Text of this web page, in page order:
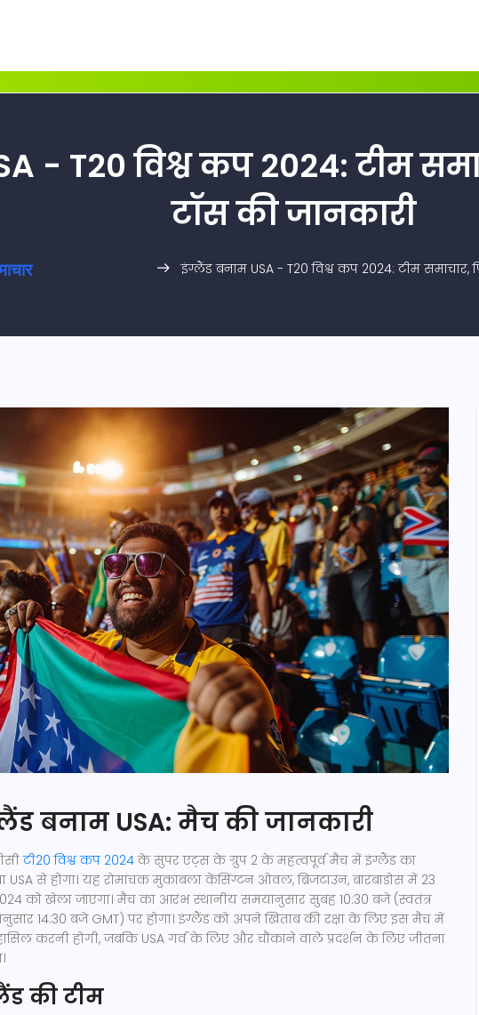
- T20 विश्व कप 2024: टीम
टॉस की जानकारी
इंग्लैंड बनाम USA - T20 विश्व कप 2024: टीम समाचार,
बनाम USA: मैच की जानकारी
टी20 विश्व कप 2024के सुपर एट्स के ग्रुप 2 के महत्वपूर्व मैच में इंग्लैंड का
USA से होगा। यह रोमांचक मुकाबला केंसिंग्टन ओवल, ब्रिजटाउन, बारबाडोस में 23
को खेला जाएगा। मैच का आरंभ स्थानीय समयानुसार सुबह 10:30 बजे (स्वतंत्र
14:30 बजे GMT) पर होगा। इंग्लैंड को अपने खिताब की रक्षा के लिए इस मैच में
करनी होगी, जबकि USA गर्व के लिए और चौंकाने वाले प्रदर्शन के लिए जीतना
की टीम